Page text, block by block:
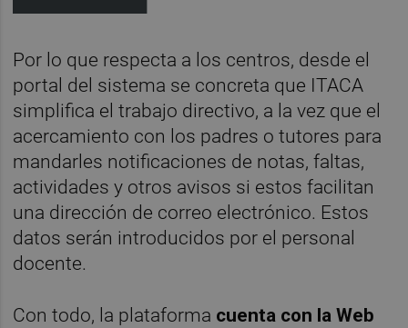
Por lo que respecta a los centros, desde el
portal del sistema se concreta que ITACA
simplifica el trabajo directivo, a la vez que el
acercamiento con los padres o tutores para
mandarles notificaciones de notas, faltas,
actividades y otros avisos si estos facilitan
una dirección de correo electrónico. Estos
datos serán introducidos por el personal
docente.
Con todo, la plataforma cuenta con la Web